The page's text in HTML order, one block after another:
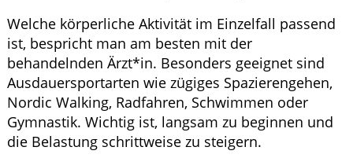
Welche körperliche Aktivität im Einzelfall passend
ist, bespricht man am besten mit der
behandelnden Ärzt*in. Besonders geeignet sind
Ausdauersportarten wie zügiges Spazierengehen,
Nordic Walking, Radfahren, Schwimmen oder
Gymnastik. Wichtig ist, langsam zu beginnen und
die Belastung schrittweise zu steigern.